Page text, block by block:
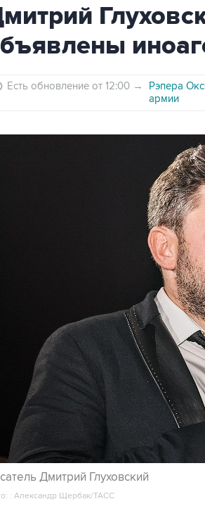
Есть обновление от 12:00 →
Рэпера
армии
Дмитрий Глуховский
: Александр Щербак/ТАСС